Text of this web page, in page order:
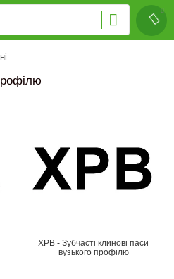
XPB - Зубчасті клинові паси
вузького профілю